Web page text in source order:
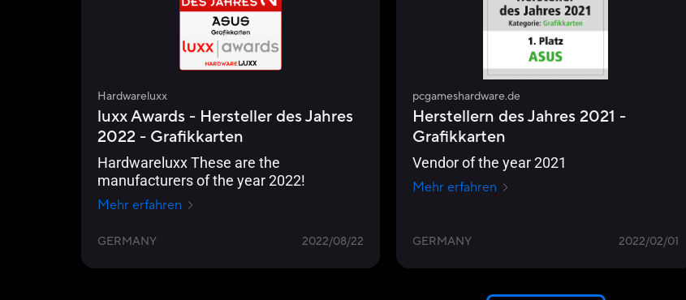
Hardwareluxx
luxx Awards - Hersteller des Jahres
2022 - Grafikkarten
Hardwareluxx These are the
manufacturers of the year 2022!
Mehr erfahren
GERMANY 2022/08/22
pcgameshardware.de
Herstellern des Jahres 2021 -
Grafikkarten
Vendor of the year 2021
Mehr erfahren
GERMANY 2022/02/01